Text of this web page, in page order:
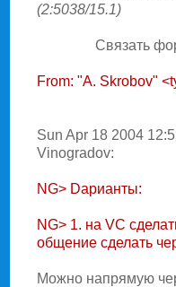
(2:5038/15.1)
Связать
From: "A. Skrobov"
Sun Apr 18 2004
Vinogradov:
NG> Dарианты:
NG> 1. на VC
общение сделать
Можно напрямую